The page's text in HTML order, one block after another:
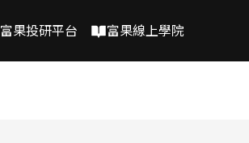
富果投研平台 富果線上學院